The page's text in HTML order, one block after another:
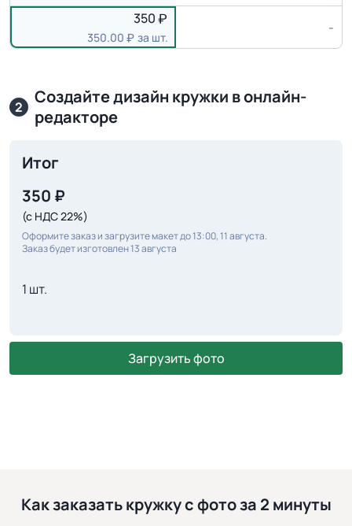
350
350.00 за шт.
-
2
Создайте дизайн кружки в онлайн-
редакторе
Итог
350 ₽
(с НДС 22%)
Оформите заказ и загрузите макет до 13:00, 11 августа.
Заказ будет изготовлен 13 августа
1 шт.
Загрузить фото
Как заказать кружку с фото за 2 минуты